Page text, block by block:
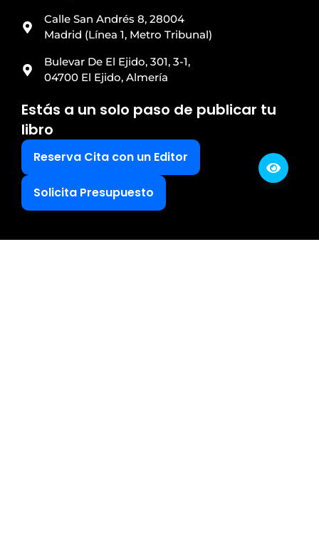
Calle San Andrés 8, 28004
Madrid (Línea 1, Metro Tribunal)
Bulevar De El Ejido, 301, 3-1,
04700 El Ejido, Almería
Estás a un solo paso de publicar tu
libro
Reserva Cita con un Editor
Solicita Presupuesto